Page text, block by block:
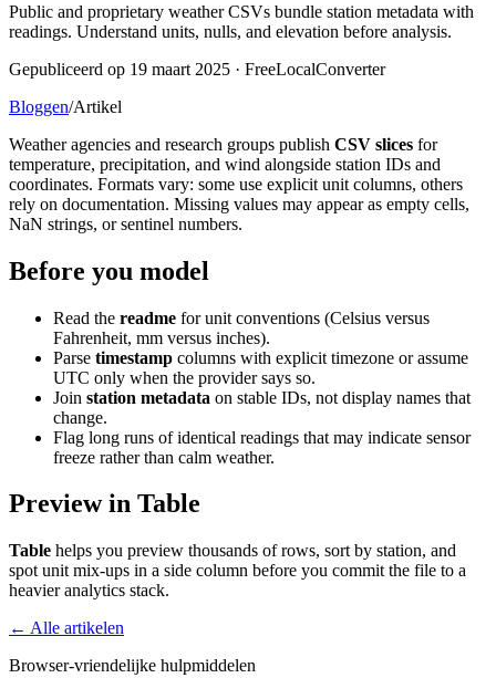
Public and proprietary weather CSVs bundle station metadata with
readings. Understand units, nulls, and elevation before analysis.
Gepubliceerd op 19 maart 2025 · FreeLocalConverter
Bloggen/Artikel
Weather agencies and research groups publish CSV slices for
temperature, precipitation, and wind alongside station IDs and
coordinates. Formats vary: some use explicit unit columns, others
rely on documentation. Missing values may appear as empty cells,
NaN strings, or sentinel numbers.
Before you model
Read the readme for unit conventions (Celsius versus
Fahrenheit, mm versus inches).
Parse timestamp columns with explicit timezone or assume
UTC only when the provider says so.
Join station metadata on stable IDs, not display names that
change.
Flag long runs of identical readings that may indicate sensor
freeze rather than calm weather.
Preview in Table
Table helps you preview thousands of rows, sort by station, and
spot unit mix-ups in a side column before you commit the file to a
heavier analytics stack.
← Alle artikelen
Browser-vriendelijke hulpmiddelen